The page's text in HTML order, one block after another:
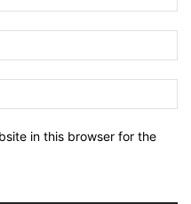
in this browser for the